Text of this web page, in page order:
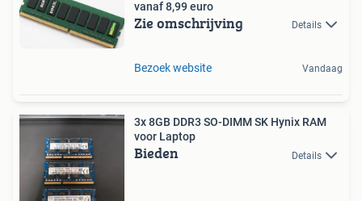
vanaf 8,99 euro
Zie omschrijving Details
Bezoek website Vandaag
3x 8GB DDR3 SO-DIMM SK Hynix RAM
voor Laptop
Bieden Details